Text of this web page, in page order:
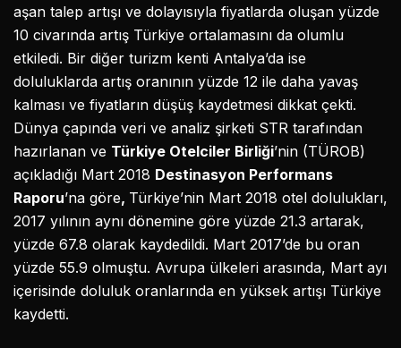
aşan talep artışı ve dolayısıyla fiyatlarda oluşan yüzde
10 civarında artış Türkiye ortalamasını da olumlu
etkiledi. Bir diğer turizm kenti Antalya’da ise
doluluklarda artış oranının yüzde 12 ile daha yavaş
kalması ve fiyatların düşüş kaydetmesi dikkat çekti.
Dünya çapında veri ve analiz şirketi STR tarafından
hazırlanan ve Türkiye Otelciler Birliği’nin (TÜROB)
açıkladığı Mart 2018 Destinasyon Performans
Raporu’na göre, Türkiye’nin Mart 2018 otel dolulukları,
2017 yılının aynı dönemine göre yüzde 21.3 artarak,
yüzde 67.8 olarak kaydedildi. Mart 2017’de bu oran
yüzde 55.9 olmuştu. Avrupa ülkeleri arasında, Mart ayı
içerisinde doluluk oranlarında en yüksek artışı Türkiye
kaydetti.